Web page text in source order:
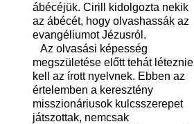
ábécéjük. Cirill kidolgozta nekik
az ábécét, hogy olvashassák az
evangéliumot Jézusról.
Az olvasási képesség
megszületése előtt tehát léteznie
kell az írott nyelvnek. Ebben az
értelemben a keresztény
misszionáriusok kulcsszerepet
játszottak, nemcsak